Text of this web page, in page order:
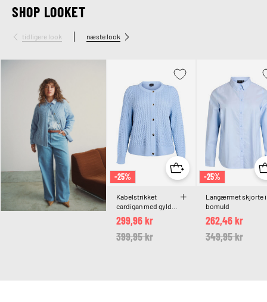
SHOP LOOKET
tidligere look næste look
-25%
Kabelstrikket
cardigan med gyldne
knapper
Price reduced from
399,95 kr
299,96 kr
-25%
Langærmet skjorte i
bomuld
Price reduced
349,95 krto
262,46 kr